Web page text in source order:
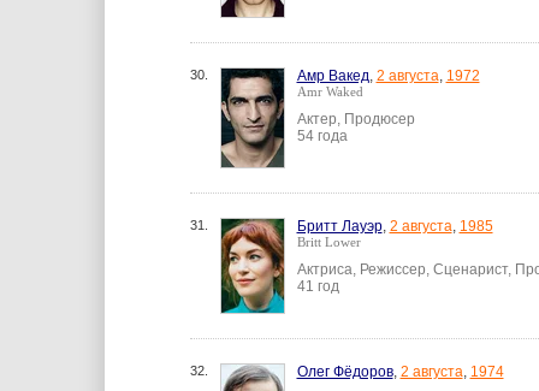
30. Амр Вакед, 2 августа, 1972
Amr Waked
Актер, Продюсер
54 года
31. Бритт Лауэр, 2 августа, 1985
Britt Lower
Актриса, Режиссер, Сценарист,
41 год
32. Олег Фёдоров, 2 августа, 1974